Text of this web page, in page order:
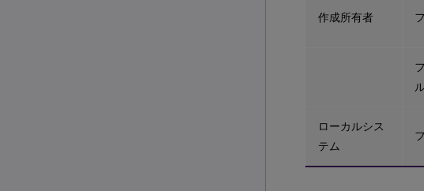
作成所有者
ローカルシス
テム